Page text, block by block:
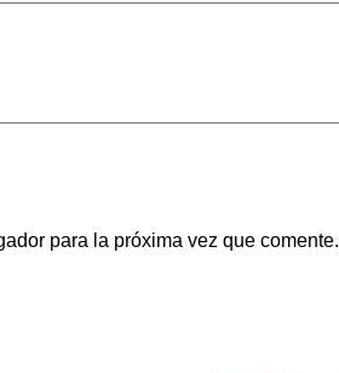
para la próxima vez que comente.